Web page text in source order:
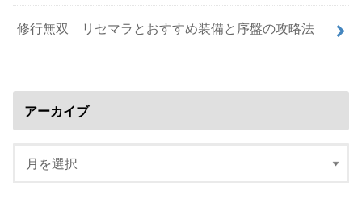
修行無双 リセマラとおすすめ装備と序盤の攻略法
アーカイブ